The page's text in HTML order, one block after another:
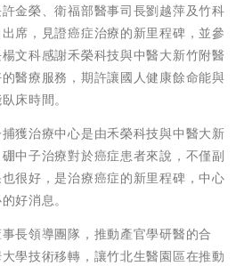
金榮、衛福部醫事司長劉越萍及竹科
席，見證癌症治療的新里程碑，並參
文科感謝禾榮科技與中醫大新竹附醫
醫療服務，期許讓國人健康餘命能與
床時間。
獲治療中心是由禾榮科技與中醫大新
中子治療對於癌症患者來說，不僅副
很好，是治療癌症的新里程碑，中心
好消息。
長領導團隊，推動產官學研醫的合
學技術移轉，讓竹北生醫園區在推動